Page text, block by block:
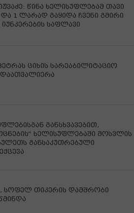
წინა ხელისუფლებამ თავი
და 1 ლარად გაყიდა ჩვენი გმირი
იუნკერების საფლავი
ციხის სარეაბილიტაციო
დაათვალიერა
განსხვავებით,
ხელისუფლებაში მოსვლის
განსაკუთრებული
სოფელ თიკერის დამშრობი